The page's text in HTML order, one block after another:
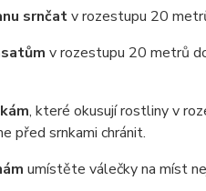
srnčatv rozestupu 20
v rozestupu 20 metrů
, které okusují rostliny v
před srnkami chránit.
umístěte válečky na míst